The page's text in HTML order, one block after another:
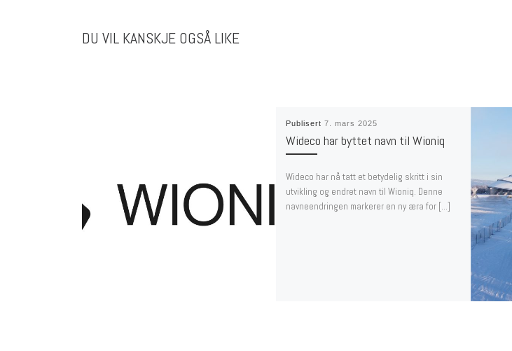
DU VIL KANSKJE OGSÅ LIKE
Publisert 7. mars 2025
Wideco har byttet navn til Wioniq
Wideco har nå tatt et betydelig skritt i sin
utvikling og endret navn til Wioniq. Denne
navneendringen markerer en ny æra for […]